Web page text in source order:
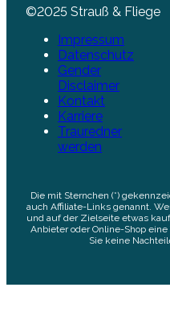
©2025 Strauß & Fliege
Impressum
Datenschutz
Gender
Disclaimer
Kontakt
Karriere
Trauredner
werden
Die mit Sternchen (*)
auch Affiliate-Links genannt.
und auf der Zielseite etwas
Anbieter oder Online-Shop
Sie keine